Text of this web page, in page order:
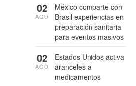
México comparte con
Brasil experiencias en
preparación sanitaria
para eventos masivos
02
AGO
Estados Unidos activa
aranceles a
medicamentos
02
AGO